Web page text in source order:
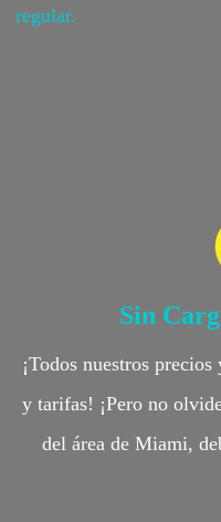
regular.
Sin
¡Todos nuestros
y tarifas! ¡Pero no
del área de Miami,